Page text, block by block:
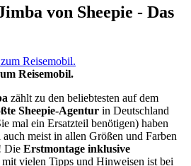
von Sheepie - Das
Reisemobil.
zählt zu den beliebtesten auf dem
Sheepie-Agentur in Deutschland
mal ein Ersatzteil benötigen) haben
meist in allen Größen und Farben
Die Erstmontage inklusive
mit vielen Tipps und Hinweisen ist bei